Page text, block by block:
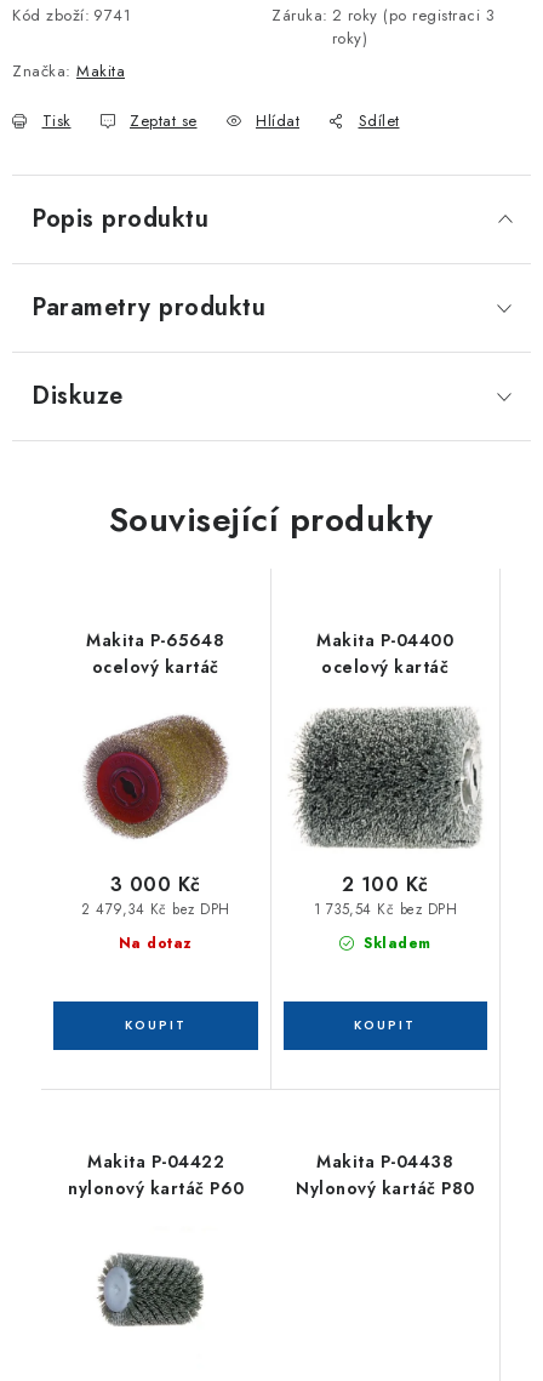
Kód zboží: 9741 Záruka: 2 roky (po registraci 3
roky)
Značka: Makita
Tisk Zeptat se Hlídat Sdílet
Popis produktu
Parametry produktu
Diskuze
Související produkty
Makita P-65648
ocelový kartáč
Na dotaz
2 479,34 Kč bez DPH
3 000 Kč
Makita P-04400
ocelový kartáč
Skladem
1 735,54 Kč bez DPH
2 100 Kč
Makita P-04422
nylonový kartáč P60
Makita P-04438
Nylonový kartáč P80